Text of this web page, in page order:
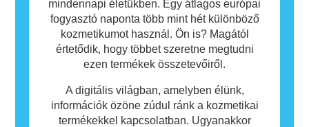
mindennapi életükben. Egy átlagos európai
fogyasztó naponta több mint hét különböző
kozmetikumot használ. Ön is? Magától
értetődik, hogy többet szeretne megtudni
ezen termékek összetevőiről.
A digitális világban, amelyben élünk,
információk özöne zúdul ránk a kozmetikai
termékekkel kapcsolatban. Ugyanakkor